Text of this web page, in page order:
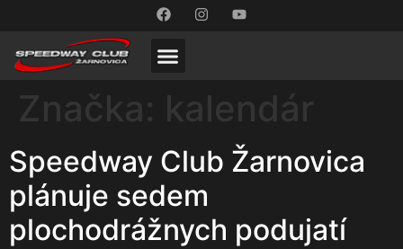
Značka: kalendár
Speedway Club Žarnovica
plánuje sedem
plochodrážnych podujatí